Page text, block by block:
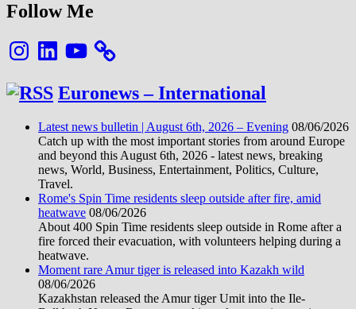
Follow Me
InstagramLinkedInYouTube
Euronews – International
Latest news bulletin | August 6th, 2026 – Evening 08/06/2026
Catch up with the most important stories from around Europe
and beyond this August 6th, 2026 - latest news, breaking
news, World, Business, Entertainment, Politics, Culture,
Travel.
Rome's Spin Time residents sleep outside after fire, amid
heatwave 08/06/2026
About 400 Spin Time residents sleep outside in Rome after a
fire forced their evacuation, with volunteers helping during a
heatwave.
Moment rare Amur tiger is released into Kazakh wild
08/06/2026
Kazakhstan released the Amur tiger Umit into the Ile-